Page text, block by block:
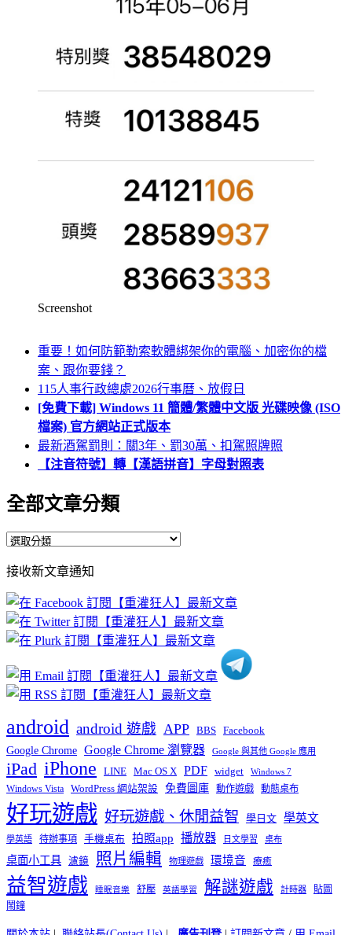
Screenshot
重要！如何防範勒索軟體綁架你的電腦、加密你的檔
案、跟你要錢？
115人事行政總處2026行事曆、放假日
[免費下載] Windows 11 簡體/繁體中文版 光碟映像 (ISO
檔案) 官方網站正式版本
最新酒駕罰則：關3年、罰30萬、扣駕照牌照
【注音符號】轉【漢語拼音】字母對照表
全部文章分類
全
文
章
分
類
接收新文章通知
android android 遊戲 APP BBS Facebook
Google Chrome Google Chrome 瀏覽器 Google 與其他 Google 應用
iPad iPhone LINE Mac OS X PDF widget Windows 7
Windows Vista WordPress 網站架設 免費圖庫 動作遊戲 動態桌布
好玩遊戲 好玩遊戲、休閒益智 學日文 學英文
學英語 待辦事項 手機桌布 拍照app 播放器 日文學習 桌布
桌面小工具 濾鏡 照片編輯 物理遊戲 環境音 療癒
益智遊戲 睡眠音樂 舒壓 英語學習 解謎遊戲 計時器
貼圖
鬧鐘